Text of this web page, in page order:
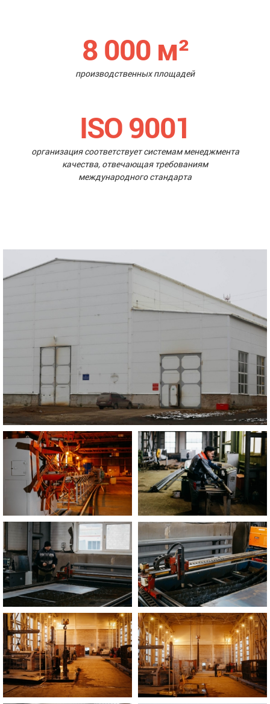
8 000 м²
производственных площадей
ISO 9001
организация соответствует системам менеджмента
качества, отвечающая требованиям
международного стандарта